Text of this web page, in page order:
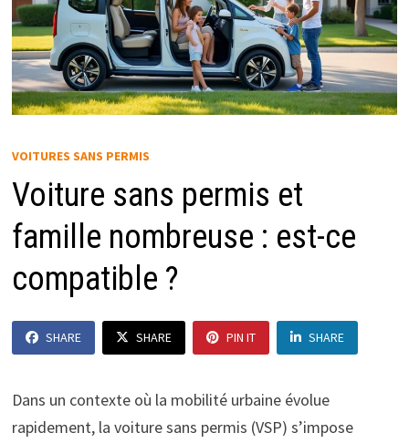
VOITURES SANS PERMIS
Voiture sans permis et
famille nombreuse : est-ce
compatible ?
SHARE SHARE PIN IT SHARE
Dans un contexte où la mobilité urbaine évolue
rapidement, la voiture sans permis (VSP) s’impose